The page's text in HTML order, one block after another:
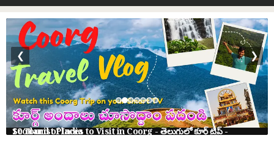
10 Tourist Places to Visit in Coorg - తెలుగులో కూర్గ్ ట్రిప్ - Scotland of India
❮ ❯